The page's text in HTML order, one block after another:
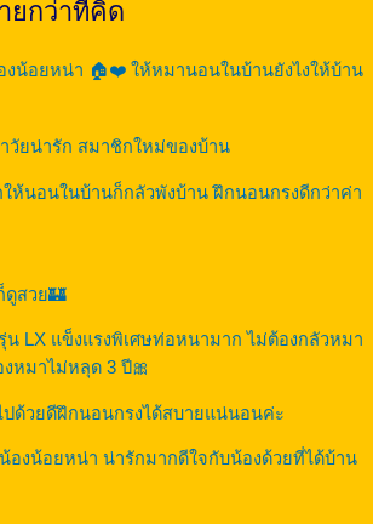
ยกว่าที่คิด
น้อยหน่า 🏠❤️ ให้หมานอนในบ้านยังไงให้บ้าน
วัยน่ารัก สมาชิกใหม่ของบ้าน
ให้นอนในบ้านก็กลัวพังบ้าน ฝึกนอนกรงดีกว่าค่า
ดูสวย🏰
น LX แข็งแรงพิเศษท่อหนามาก ไม่ต้องกลัวหมา
หมาไม่หลุด 3 ปี🎀
ด้วยดีฝึกนอนกรงได้สบายแน่นอนค่ะ
งน้อยหน่า น่ารักมากดีใจกับน้องด้วยที่ได้บ้าน